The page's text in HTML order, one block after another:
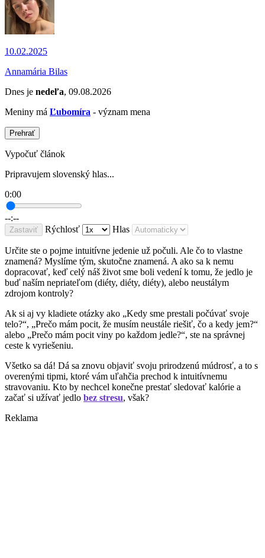
10.02.2025
Annamária Bilas
Dnes je nedeľa, 09.08.2026
Meniny má Ľubomíra - význam mena
Prehrať
Vypočuť článok
Pripravujem slovenský hlas...
0:00
--:--
Zastaviť Rýchlosť Hlas
Určite ste o pojme intuitívne jedenie už počuli. Ale čo to vlastne
znamená? Myslíme tým, skutočne znamená. A ako sa k nemu
dopracovať, keď celý náš život sme boli vedení k tomu, že jedlo je
buď naším nepriateľom (diéty, diéty, diéty), alebo neustálym
zdrojom kontroly?
Ak si aj vy kladiete otázky ako „Kedy sme prestali počúvať svoje
telo?“, „Prečo mám pocit, že musím neustále riešiť, čo a kedy jem?“
alebo „Prečo mám pocit viny po každom jedle?“, ste na správnej
ceste k vyriešeniu.
Všetko sa dá! Dá sa znovu objaviť svoju prirodzenú múdrosť, a to s
overenými tipmi, ktoré vám uľahčia prechod k intuitívnemu
stravovaniu. Kto by nechcel konečne prestať sledovať kalórie a
začať si užívať jedlo bez stresu, však?
Reklama